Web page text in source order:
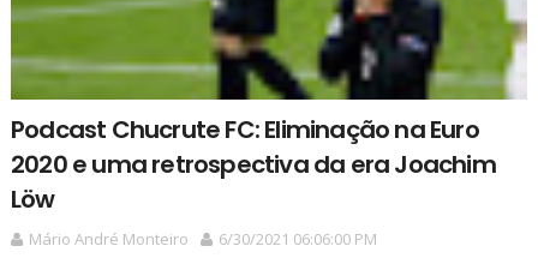
Podcast Chucrute FC: Eliminação na Euro
2020 e uma retrospectiva da era Joachim
Löw
Mário André Monteiro
6/30/2021 06:06:00 PM